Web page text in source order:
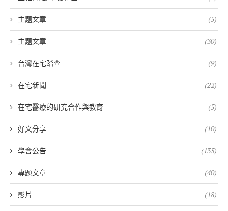
主題文章 (5)
主題文章 (30)
台灣在宅踏查 (9)
在宅新聞 (22)
在宅醫療的研究合作與教育 (5)
好文分享 (10)
學會公告 (135)
專題文章 (40)
影片 (18)